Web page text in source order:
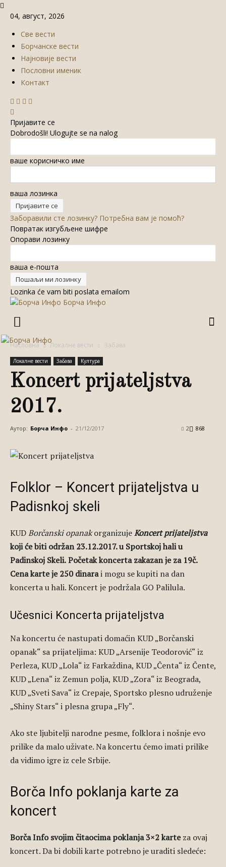
04, август, 2026
Све вести
Борчанске вести
Најновије вести
Пословни именик
Контакт
Пријавите се
Dobrodošli! Ulogujte se na nalog
ваше корисничко име
ваша лозинка
Заборавили сте лозинку? Потребна вам је помоћ?
Повратак изгубљене шифре
Опорави лозинку
ваша е-пошта
Lozinka će vam biti poslata emailom
Борча Инфо
Насловна Локалне вести Забава
Локалне вести Забава Култура
Koncert prijateljstva
2017.
Аутор: Борча Инфо - 21/12/2017 868
2
Folklor – Koncert prijateljstva u
Padisnkoj skeli
KUDBorčanski opanakorganizujeKoncert prijateljstva
koji će biti održan 23.12.2017. u Sportskoj hali u
Padinskoj Skeli.Početak koncerta zakazan je za 19č.
Cena karte je 250 dinarai mogu se kupiti na dan
koncerta u hali. Koncert je podržala GO Palilula.
Učesnici Koncerta prijateljstva
Na koncertu će nastupati domaćin KUD „Borčanski
opanak“ sa prijateljima: KUD „Arsenije Teodorović“ iz
Perleza, KUD „Lola“ iz Farkaždina, KUD „Čenta“ iz Čente,
KUD „Lena“ iz Zemun polja, KUD „Zora“ iz Beograda,
KUD „Sveti Sava“ iz Crepaje, Sportsko plesno udruženje
„Shiny Stars“ i plesna grupa „Fly“.
Ako ste ljubitelji narodne pesme, folklora i nošnje evo
prilike da malo uživate. Na koncertu ćemo imati prilike
da vidimo igre iz cele Srbije.
Borča Info poklanja karte za
koncert
Borča Info svojim čitaocima poklanja 3×2 karteza ovaj
koncert. Da bi dobili karte potrebno je uraditi sledeće: